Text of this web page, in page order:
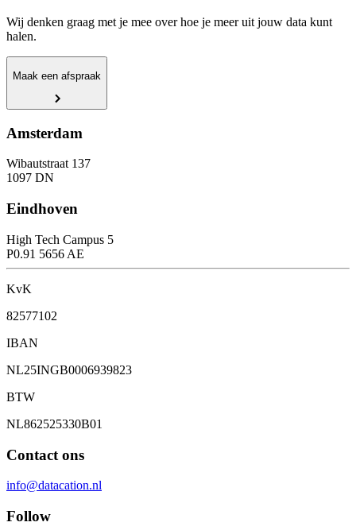
Wij denken graag met je mee over hoe je meer uit jouw data kunt
halen.
Maak een afspraak
Amsterdam
Wibautstraat 137
1097 DN
Eindhoven
High Tech Campus 5
P0.91 5656 AE
KvK
82577102
IBAN
NL25INGB0006939823
BTW
NL862525330B01
Contact ons
info@datacation.nl
Follow